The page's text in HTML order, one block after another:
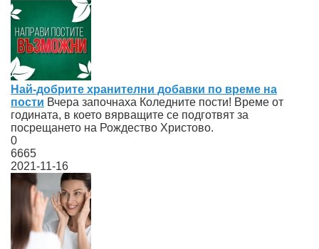
Най-добрите хранителни добавки по време на
пости Вчера започнаха Коледните пости! Време от
годината, в което вярващите се подготвят за
посрещането на Рождество Христово.
0
6665
2021-11-16